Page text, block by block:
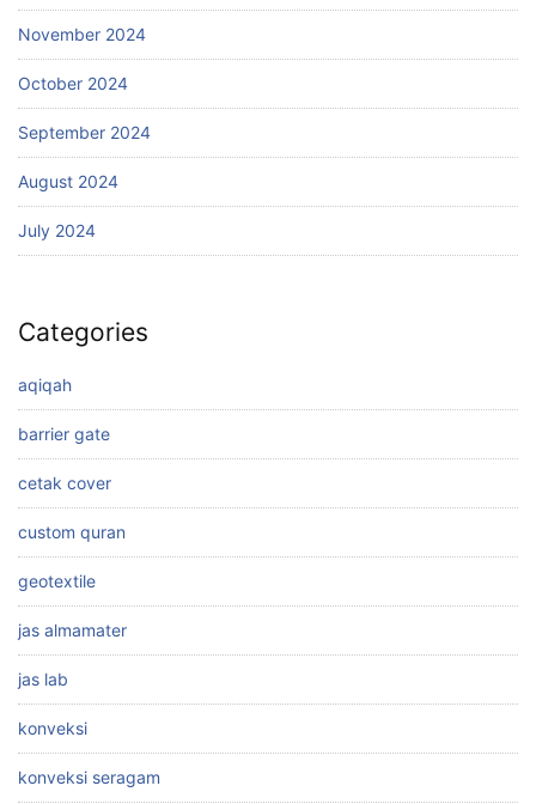
November 2024
October 2024
September 2024
August 2024
July 2024
Categories
aqiqah
barrier gate
cetak cover
custom quran
geotextile
jas almamater
jas lab
konveksi
konveksi seragam